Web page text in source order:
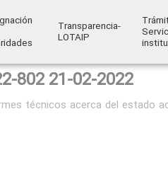
Transparencia-
LOTAIP
802 21-02-2022
técnicos acerca del estado